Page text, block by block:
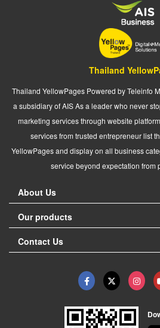
Thailand
Thailand YellowPages Powered by Teleinfo
a subsidiary of AIS As a leader who never
marketing services through website
services from trusted entrepreneur list
YellowPages and display on all business
service beyond expectation from
About Us
Our products
Contact Us